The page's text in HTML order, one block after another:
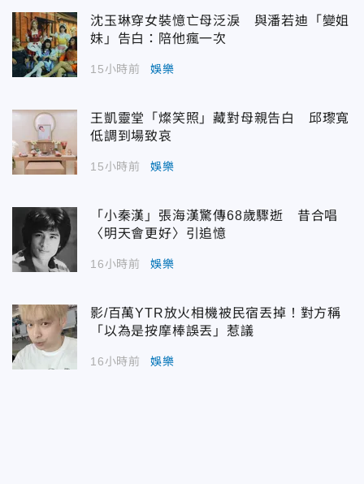
沈玉琳穿女裝憶亡母泛淚 與潘若迪「變姐
妹」告白：陪他瘋一次
15小時前 娛樂
王凱靈堂「燦笑照」藏對母親告白 邱瓈寬
低調到場致哀
15小時前 娛樂
「小秦漢」張海漢驚傳68歲驟逝 昔合唱
〈明天會更好〉引追憶
16小時前 娛樂
影/百萬YTR放火相機被民宿丟掉！對方稱
「以為是按摩棒誤丟」惹議
16小時前 娛樂